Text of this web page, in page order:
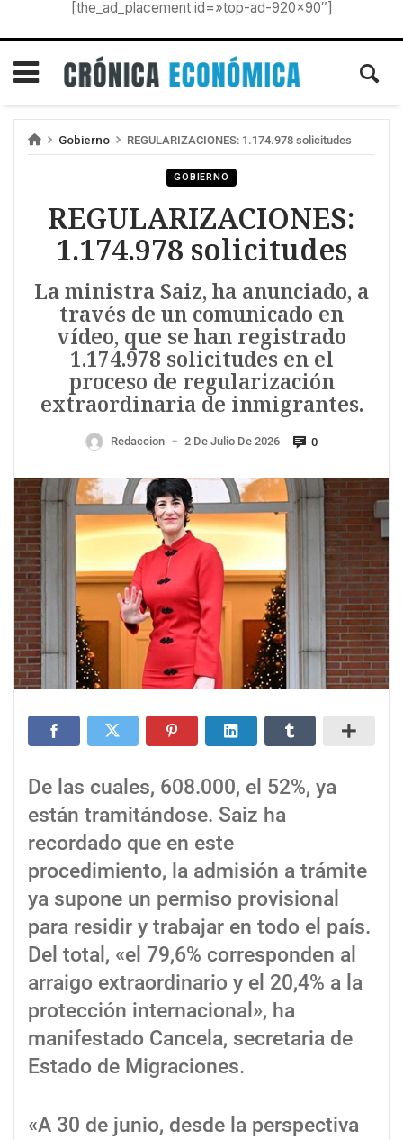
[the_ad_placement id=»top-ad-920×90″]
Gobierno REGULARIZACIONES: 1.174.978 solicitudes
GOBIERNO
REGULARIZACIONES:
1.174.978 solicitudes
La ministra Saiz, ha anunciado, a
través de un comunicado en
vídeo, que se han registrado
1.174.978 solicitudes en el
proceso de regularización
extraordinaria de inmigrantes.
Redaccion — 2 De Julio De 2026 0
De las cuales, 608.000, el 52%, ya
están tramitándose. Saiz ha
recordado que en este
procedimiento, la admisión a trámite
ya supone un permiso provisional
para residir y trabajar en todo el país.
Del total, «el 79,6% corresponden al
arraigo extraordinario y el 20,4% a la
protección internacional», ha
manifestado Cancela, secretaria de
Estado de Migraciones.
«A 30 de junio, desde la perspectiva